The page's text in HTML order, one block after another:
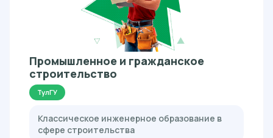
Промышленное и гражданское
строительство
ТулГУ
Классическое инженерное образование в
сфере строительства